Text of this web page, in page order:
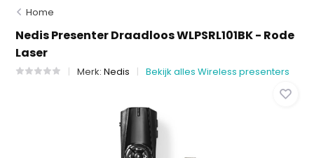
Home
Nedis Presenter Draadloos WLPSRL101BK - Rode
Laser
Merk:Nedis Bekijk alles Wireless presenters